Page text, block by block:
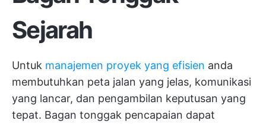
Sejarah
Untuk manajemen proyek yang efisien anda
membutuhkan peta jalan yang jelas, komunikasi
yang lancar, dan pengambilan keputusan yang
tepat. Bagan tonggak pencapaian dapat